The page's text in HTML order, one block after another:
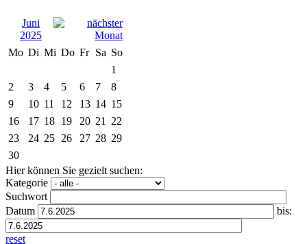
Juni
2025
Mo Di Mi Do Fr Sa So
1
2
3 4 5 6 7
8
9
10 11 12 13 14 15
16
17 18 19 20 21
22
23
24 25 26 27 28 29
30
Hier können Sie gezielt suchen:
Kategorie
Suchwort
Datum
bis:
reset